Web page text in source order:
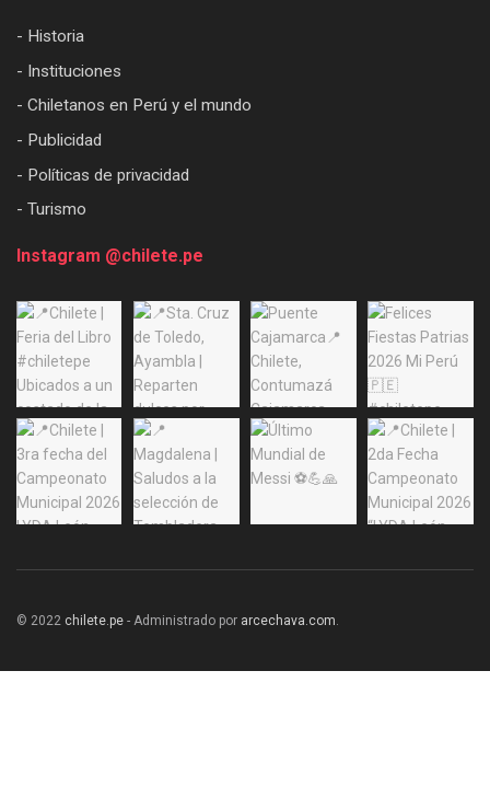
- Historia
- Instituciones
- Chiletanos en Perú y el mundo
- Publicidad
- Políticas de privacidad
- Turismo
Instagram @chilete.pe
© 2022 chilete.pe - Administrado por arcechava.com